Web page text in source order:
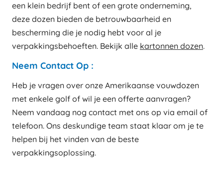
een klein bedrijf bent of een grote onderneming,
deze dozen bieden de betrouwbaarheid en
bescherming die je nodig hebt voor al je
verpakkingsbehoeften. Bekijk alle kartonnen dozen.
Neem Contact Op :
Heb je vragen over onze Amerikaanse vouwdozen
met enkele golf of wil je een offerte aanvragen?
Neem vandaag nog contact met ons op via email of
telefoon. Ons deskundige team staat klaar om je te
helpen bij het vinden van de beste
verpakkingsoplossing.